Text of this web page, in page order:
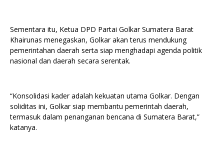
Sementara itu, Ketua DPD Partai Golkar Sumatera Barat
Khairunas menegaskan, Golkar akan terus mendukung
pemerintahan daerah serta siap menghadapi agenda politik
nasional dan daerah secara serentak.
“Konsolidasi kader adalah kekuatan utama Golkar. Dengan
soliditas ini, Golkar siap membantu pemerintah daerah,
termasuk dalam penanganan bencana di Sumatera Barat,”
katanya.